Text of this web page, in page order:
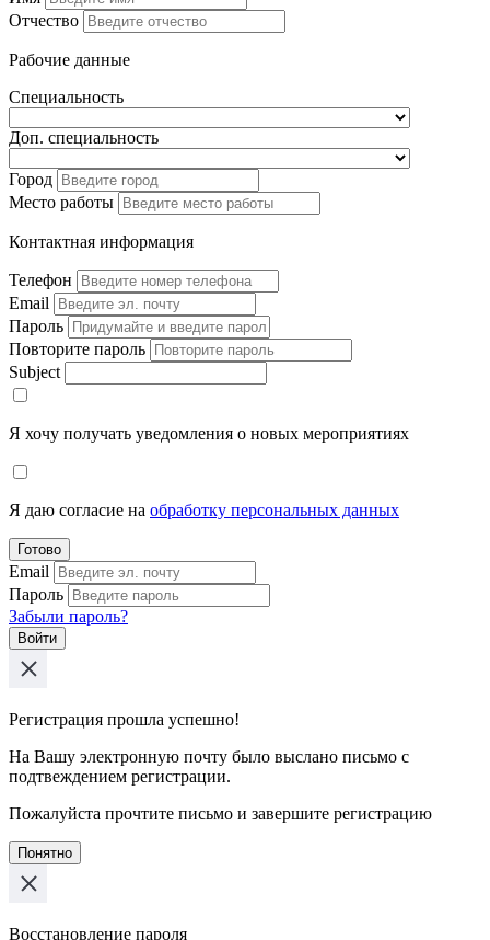
Отчество
Рабочие данные
Специальность
Доп. специальность
Город
Место работы
Контактная информация
Телефон
Email
Пароль
Повторите пароль
Subject
Я хочу получать уведомления о новых мероприятиях
Я даю согласие на обработку персональных данных
Готово
Email
Пароль
Забыли пароль?
Войти
Регистрация прошла успешно!
На Вашу электронную почту было выслано письмо с
подтвеждением регистрации.
Пожалуйста прочтите письмо и завершите регистрацию
Понятно
Восстановление пароля